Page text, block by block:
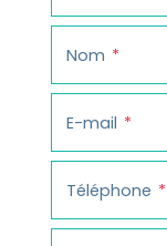
Nom
E-mail
Téléphone